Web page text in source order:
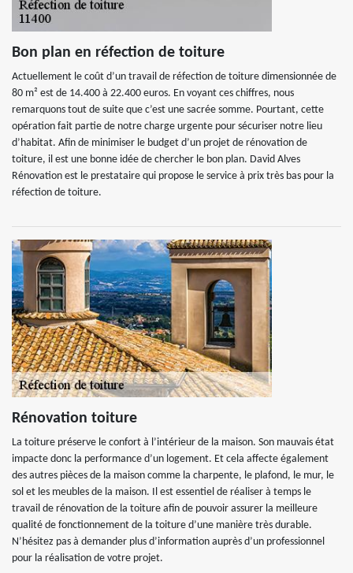
Bon plan en réfection de toiture
Actuellement le coût d’un travail de réfection de toiture dimensionnée de
80 m² est de 14.400 à 22.400 euros. En voyant ces chiffres, nous
remarquons tout de suite que c’est une sacrée somme. Pourtant, cette
opération fait partie de notre charge urgente pour sécuriser notre lieu
d’habitat. Afin de minimiser le budget d’un projet de rénovation de
toiture, il est une bonne idée de chercher le bon plan. David Alves
Rénovation est le prestataire qui propose le service à prix très bas pour la
réfection de toiture.
Rénovation toiture
La toiture préserve le confort à l’intérieur de la maison. Son mauvais état
impacte donc la performance d’un logement. Et cela affecte également
des autres pièces de la maison comme la charpente, le plafond, le mur, le
sol et les meubles de la maison. Il est essentiel de réaliser à temps le
travail de rénovation de la toiture afin de pouvoir assurer la meilleure
qualité de fonctionnement de la toiture d’une manière très durable.
N’hésitez pas à demander plus d’information auprès d’un professionnel
pour la réalisation de votre projet.